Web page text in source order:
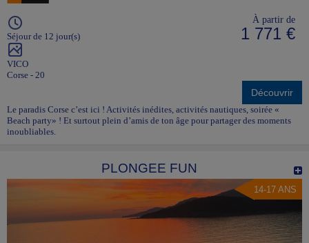
Séjour de 12 jour(s)
VICO
Corse - 20
À partir de
1 771 €
Découvrir
Le paradis Corse c’est ici ! Activités inédites, activités nautiques, soirée «
Beach party» ! Et surtout plein d’amis de ton âge pour partager des moments
inoubliables.
PLONGEE FUN
14-17 ANS